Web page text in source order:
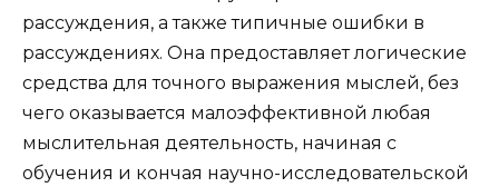
рассуждения, а также типичные ошибки в
рассуждениях. Она предоставляет логические
средства для точного выражения мыслей, без
чего оказывается малоэффективной любая
мыслительная деятельность, начиная с
обучения и кончая научно-исследовательской